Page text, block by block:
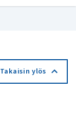
Takaisin ylös